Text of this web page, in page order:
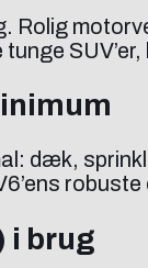
Rolig
dæk,
robuste
i brug